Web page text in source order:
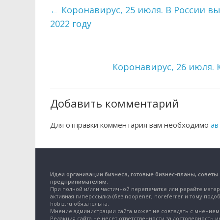
← Коронавирус, 25 июля. В России
2022 году
Коронавирус, 26
Добавить комментарий
Для отправки комментария вам необходимо
Идеи организации бизнеса, готовые бизнес-планы, советы
предпринимателям.
При полной и/или частичной перепечатке или рерайте
активная гиперссылка (без noopener, noreferrer и тому
hobiz.ru обязательна.
Мнение администрации сайта может не совпадать с мнением
Редакция сайта не несет ответственности за достоверность